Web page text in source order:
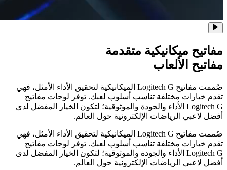
مفاتيح ميكانيكية متقدمة
مفاتيح الألعاب
صُممت مفاتيح Logitech G الميكانيكية لتحقيق الأداء الأمثل، فهي
تقدم خيارات مختلفة تناسب أسلوب لعبك. توفر لوحات مفاتيح
Logitech G الأداء والجودة والموثوقية؛ لتكون الخيار المفضل لدى
أفضل لاعبي الرياضات الإلكترونية حول العالم.
صُممت مفاتيح Logitech G الميكانيكية لتحقيق الأداء الأمثل، فهي
تقدم خيارات مختلفة تناسب أسلوب لعبك. توفر لوحات مفاتيح
Logitech G الأداء والجودة والموثوقية؛ لتكون الخيار المفضل لدى
أفضل لاعبي الرياضات الإلكترونية حول العالم.